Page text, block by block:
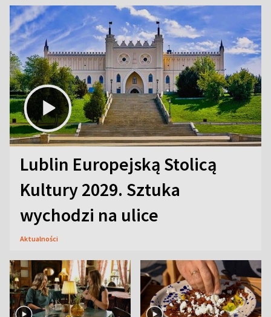
Lublin Europejską Stolicą
Kultury 2029. Sztuka
wychodzi na ulice
Aktualności